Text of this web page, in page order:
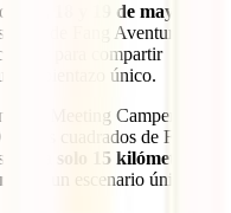
17, 18 y 19 de mayo
de Fang Aventura
para compartir
ambientazo único.
la Meeting Camper IATI
cuadrados de Fang
a solo 15 kilómetros
, en un escenario único